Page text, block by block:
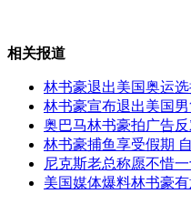
扔飞女童老外涉嫌拍虚
英国皇家空军两架战
相关报道
林书豪退出美国奥运选
林书豪宣布退出美国
奥巴马林书豪拍广告
林书豪捕鱼享受假期
尼克斯老总称愿不惜
美国媒体爆料林书豪